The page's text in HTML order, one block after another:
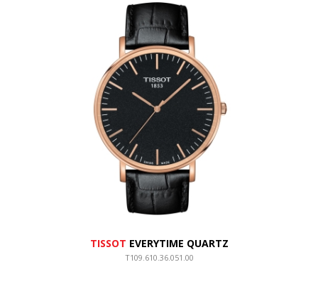
TISSOT EVERYTIME QUARTZ
T109.610.36.051.00